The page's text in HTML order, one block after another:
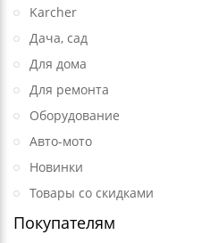
Karcher
Дача, сад
Для дома
Для ремонта
Оборудование
Авто-мото
Новинки
Товары со скидками
Покупателям